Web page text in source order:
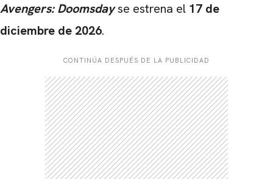
Avengers: Doomsdayse estrena el 17 de
diciembre de 2026.
CONTINÚA DESPUÉS DE LA PUBLICIDAD